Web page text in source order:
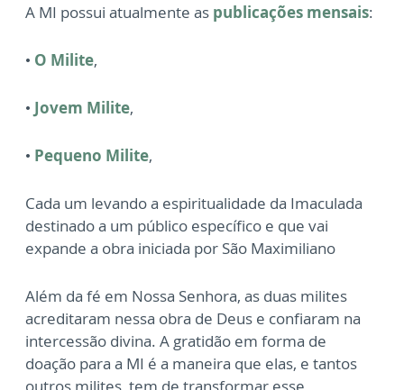
A MI possui atualmente as publicações mensais:
• O Milite,
• Jovem Milite,
• Pequeno Milite,
Cada um levando a espiritualidade da Imaculada
destinado a um público específico e que vai
expande a obra iniciada por São Maximiliano
Além da fé em Nossa Senhora, as duas milites
acreditaram nessa obra de Deus e confiaram na
intercessão divina. A gratidão em forma de
doação para a MI é a maneira que elas, e tantos
outros milites, tem de transformar esse